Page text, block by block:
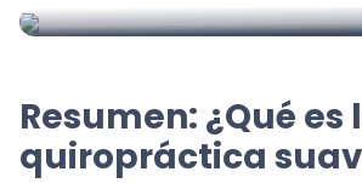
Resumen: ¿Qué es
quiropráctica